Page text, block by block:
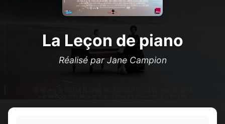
La Leçon de piano
Réalisé par Jane Campion